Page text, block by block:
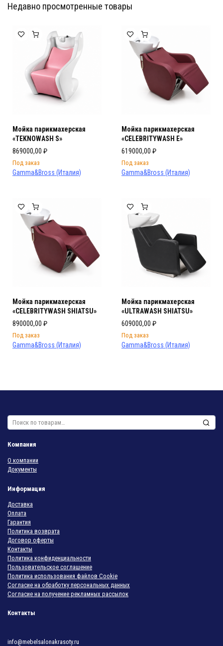
Недавно просмотренные товары
Мойка парикмахерская
«TEKNOWASH S»
869000,00 ₽
Под заказ
Gamma&Bross (Италия)
Мойка парикмахерская
«CELEBRITYWASH E»
619000,00 ₽
Под заказ
Gamma&Bross (Италия)
Мойка парикмахерская
«CELEBRITYWASH SHIATSU»
890000,00 ₽
Под заказ
Gamma&Bross (Италия)
Мойка парикмахерская
«ULTRAWASH SHIATSU»
609000,00 ₽
Под заказ
Gamma&Bross (Италия)
Искать:
Компания
О компании
Документы
Информация
Доставка
Оплата
Гарантия
Политика возврата
Договор оферты
Контакты
Политика конфиденциальности
Пользовательское соглашение
Политика использования файлов Cookie
Согласие на обработку персональных данных
Согласие на получение рекламных рассылок
Контакты
info@mebelsalonakrasoty.ru